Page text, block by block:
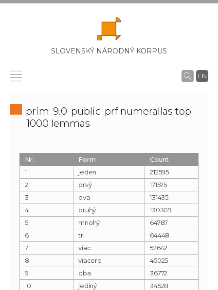
SLOVENSKÝ NÁRODNÝ KORPUS
EN
prim-9.0-public-prf numerallas top
1000 lemmas
Nr. Form
Count
1
jeden
212595
2
prvý
171575
3
dva
131435
4
druhý
130309
5
mnohý
64787
6
tri
64448
7
viac
52642
8
viacero
45025
9
oba
36772
10
jediný
34528